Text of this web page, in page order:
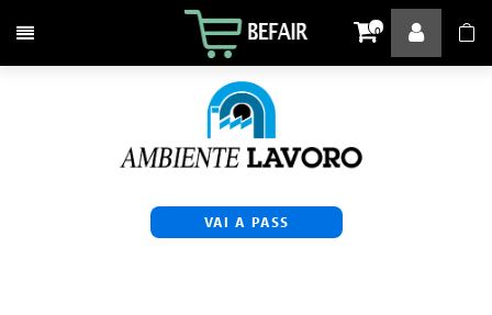
Attiva / disattiva la navigazione 0
VAI A PASS